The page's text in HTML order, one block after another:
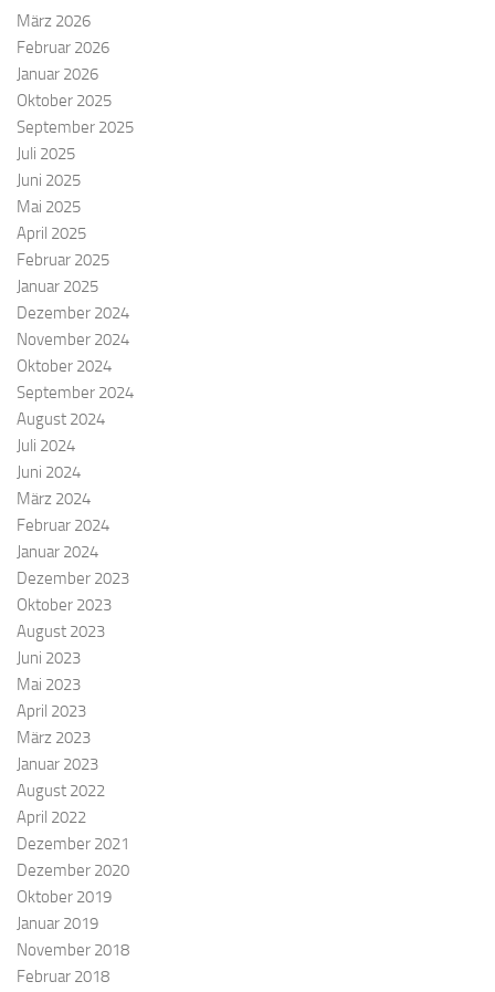
März 2026
Februar 2026
Januar 2026
Oktober 2025
September 2025
Juli 2025
Juni 2025
Mai 2025
April 2025
Februar 2025
Januar 2025
Dezember 2024
November 2024
Oktober 2024
September 2024
August 2024
Juli 2024
Juni 2024
März 2024
Februar 2024
Januar 2024
Dezember 2023
Oktober 2023
August 2023
Juni 2023
Mai 2023
April 2023
März 2023
Januar 2023
August 2022
April 2022
Dezember 2021
Dezember 2020
Oktober 2019
Januar 2019
November 2018
Februar 2018